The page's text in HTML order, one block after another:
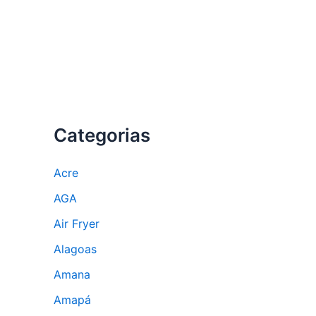
Categorias
Acre
AGA
Air Fryer
Alagoas
Amana
Amapá